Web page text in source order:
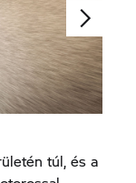
túl, és a